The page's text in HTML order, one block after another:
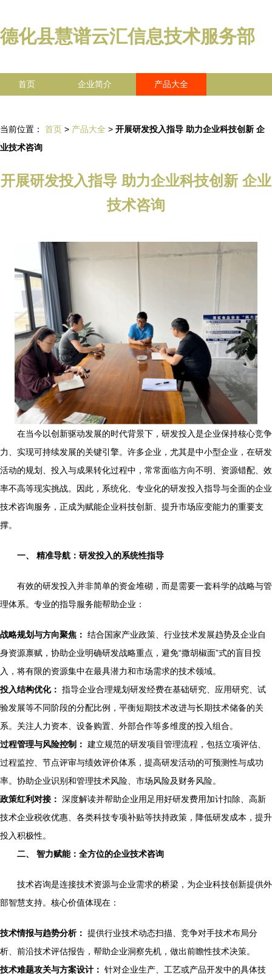
德化县慧谱云汇信息技术服务部
首页 企业简介 产品大全
当前位置： 首页 > 产品大全 > 开展研发投入指导 助力企业科技创新 企
业技术咨询
开展研发投入指导 助力企业科技创新 企业
技术咨询
在当今以创新驱动发展的时代背景下，研发投入是企业保持核心竞争
力、实现可持续发展的关键引擎。许多企业，尤其是中小型企业，在研发
活动的规划、投入与成果转化过程中，常常面临方向不明、资源错配、效
率不高等现实挑战。因此，系统化、专业化的研发投入指导与全面的企业
技术咨询服务，正成为赋能企业科技创新、提升市场应变能力的重要支
撑。
一、 精准导航：研发投入的系统性指导
有效的研发投入并非简单的资金堆砌，而是需要一套科学的战略与管
理体系。专业的指导服务能帮助企业：
战略规划与方向聚焦： 结合国家产业政策、行业技术发展趋势及企业自
身资源禀赋，协助企业明确研发战略重点，避免“撒胡椒面”式的盲目投
入，将有限的资源集中在最具潜力和市场需求的技术领域。
投入结构优化： 指导企业合理规划研发经费在基础研究、应用研究、试
验发展等不同阶段的分配比例，平衡短期技术改进与长期技术储备的关
系。关注人力资本、设备购置、外部合作等多维度的投入组合。
过程管理与风险控制： 建立规范的研发项目管理流程，包括立项评估、
过程监控、节点评审与绩效评价体系，提高研发活动的可预测性与成功
率。协助企业识别和管理技术风险、市场风险及财务风险。
政策红利对接： 深度解读并帮助企业用足用好研发费用加计扣除、高新
技术企业税收优惠、各类科技专项补贴等扶持政策，降低研发成本，提升
投入积极性。
二、 智力赋能：全方位的企业技术咨询
技术咨询是连接技术资源与企业需求的桥梁，为企业科技创新提供外
部智慧支持。核心价值体现在：
技术情报与趋势分析： 提供行业技术动态扫描、竞争对手技术布局分
析、前沿技术评估报告，帮助企业洞察先机，做出前瞻性技术决策。
技术难题攻关与方案设计： 针对企业生产、工艺或产品开发中的具体技